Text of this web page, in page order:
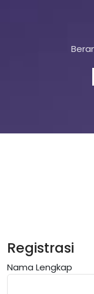
Registrasi
Nama Lengkap